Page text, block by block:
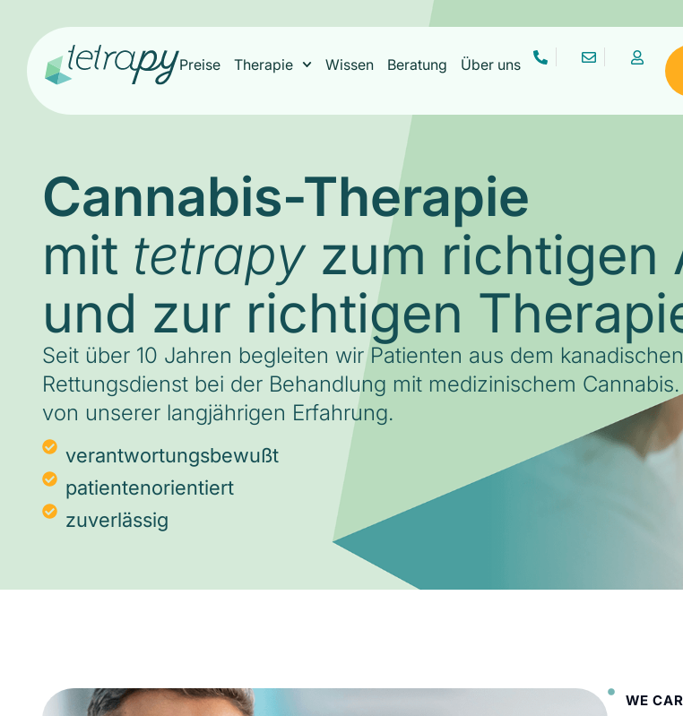
Preise Therapie Wissen Beratung Über uns
Cannabis-Therapie
mit tetrapyzum richtigen
und zur richtigen
Seit über 10 Jahren begleiten wir Patienten aus dem
Rettungsdienst bei der Behandlung mit medizinischem
von unserer langjährigen Erfahrung.
verantwortungsbewußt
patientenorientiert
zuverlässig
WE